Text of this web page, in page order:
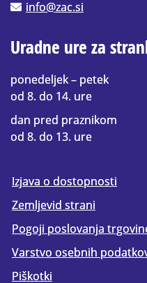
info@zac.si
Uradne ure za
ponedeljek – petek
od 8. do 14. ure
dan pred praznikom
od 8. do 13. ure
Izjava o dostopnosti
Zemljevid strani
Pogoji poslovanja
Varstvo osebnih
Piškotki